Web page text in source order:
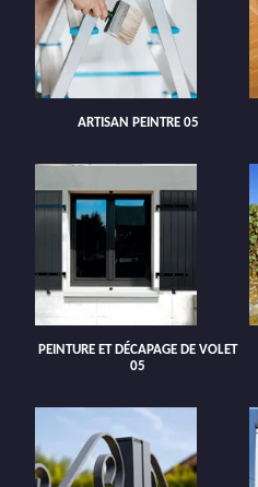
ARTISAN PEINTRE 05
PEINTURE ET DÉCAPAGE DE VOLET
05